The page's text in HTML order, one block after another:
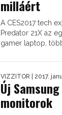
milláért
A CES2017 tech
Predator 21X az
gamer laptop,
VIZZITOR | 2017.
Új
monitorok